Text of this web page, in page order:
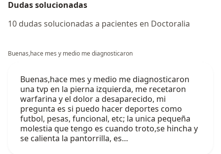
Dudas solucionadas
10 dudas solucionadas a pacientes en Doctoralia
Buenas,hace mes y medio me diagnosticaron
Buenas,hace mes y medio me diagnosticaron
una tvp en la pierna izquierda, me recetaron
warfarina y el dolor a desaparecido, mi
pregunta es si puedo hacer deportes como
futbol, pesas, funcional, etc; la unica pequeña
molestia que tengo es cuando troto,se hincha y
se calienta la pantorrilla, es…